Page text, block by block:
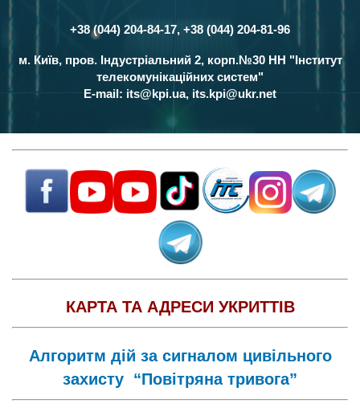
Контакти
+38 (044) 204-84-17, +38 (044) 204-81-96
м. Київ, пров. Індустріальний 2, корп.№30 НН "Інститут
телекомунікаційних систем"
E-mail: its@kpi.ua, its.kpi@ukr.net
КАРТА ТА АДРЕСИ УКРИТТІВ
Алгоритм дій за сигналом цивільного
захисту “Повітряна тривога”